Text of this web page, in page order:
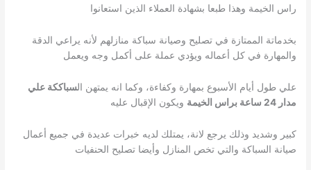
راس الخيمة وهذا طبعا بشهادة العملاء الذين استعانوا
بخدماتة الممتازة في تصليح وصيانة سباكة منازلهم لأنه يراعي الدقة
والمهارة في كل أعماله ويؤدي عملة على أكمل وجه ويعمل
علي طول أيام الأسبوع بمهارة وكفاءة، وكما انه يمتهن السباككة علي
مدار 24 ساعة براس الخيمة
ويكون الإقبال عليه
كبير وشديد وذلك يرجع لانة، يمتلك لديه خبرات عديدة في جميع أعمال
صيانة السباكة والتي تخص المنازل وأيضا تصليح الحنفيات